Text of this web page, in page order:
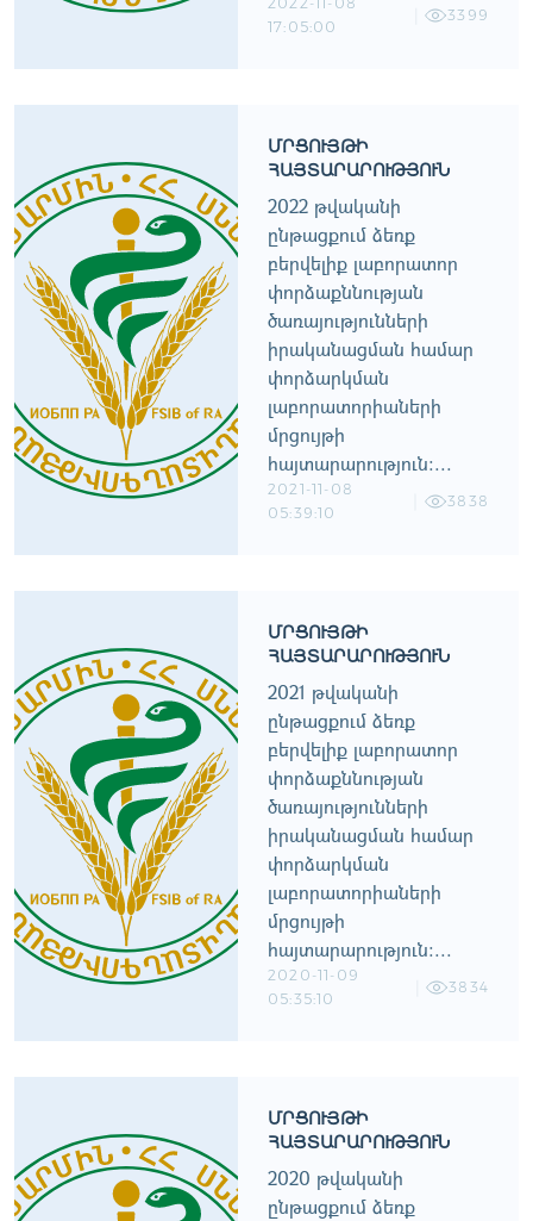
17:05:00
3399
ՄՐՑՈՒՅԹԻ
ՀԱՅՏԱՐԱՐՈՒԹՅՈՒՆ
2022 թվականի
ընթացքում ձեռք
բերվելիք լաբորատոր
փորձաքննության
ծառայությունների
իրականացման համար
փորձարկման
լաբորատորիաների
մրցույթի
հայտարարություն:...
2021-11-08
05:39:10
3838
ՄՐՑՈՒՅԹԻ
ՀԱՅՏԱՐԱՐՈՒԹՅՈՒՆ
2021 թվականի
ընթացքում ձեռք
բերվելիք լաբորատոր
փորձաքննության
ծառայությունների
իրականացման համար
փորձարկման
լաբորատորիաների
մրցույթի
հայտարարություն:...
2020-11-09
05:35:10
3834
ՄՐՑՈՒՅԹԻ
ՀԱՅՏԱՐԱՐՈՒԹՅՈՒՆ
2020 թվականի
ընթացքում ձեռք